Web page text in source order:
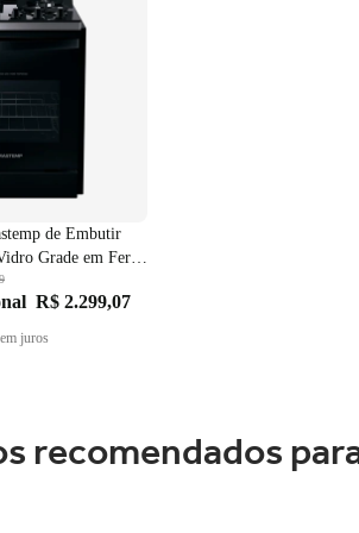
de Embutir
Grade em Ferro
Preto Bivolt
R$ 2.299,07
juros
recomendados